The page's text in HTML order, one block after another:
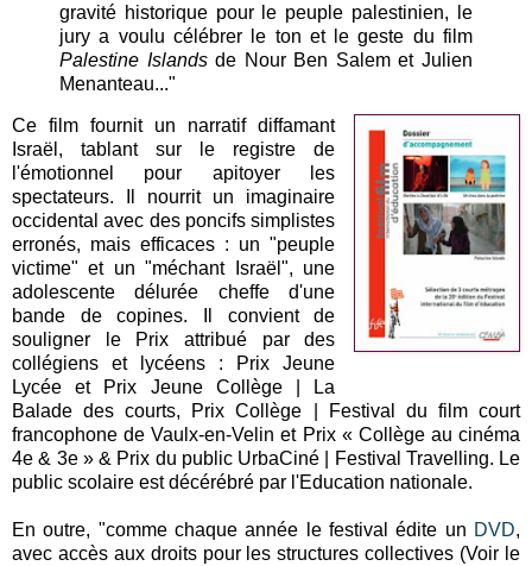
gravité historique pour le peuple palestinien, le
jury a voulu célébrer le ton et le geste du film
Palestine Islandsde Nour Ben Salem et Julien
Menanteau..."
Ce film fournit un narratif diffamant
Israël, tablant sur le registre de
l'émotionnel pour apitoyer les
spectateurs. Il nourrit un imaginaire
occidental avec des poncifs simplistes
erronés, mais efficaces : un "peuple
victime" et un "méchant Israël", une
adolescente délurée cheffe d'une
bande de copines. Il convient de
souligner le Prix attribué par des
collégiens et lycéens :
Prix Jeune
Lycée et Prix Jeune Collège | La
Balade des courts, Prix Collège | Festival du film court
francophone de Vaulx-en-Velin et Prix « Collège au cinéma
4e & 3e » & Prix du public UrbaCiné | Festival Travelling. Le
public scolaire est décérébré par l'Education nationale.
En outre, "comme chaque année le festival édite un DVD,
avec accès aux droits pour les structures collectives (Voir le